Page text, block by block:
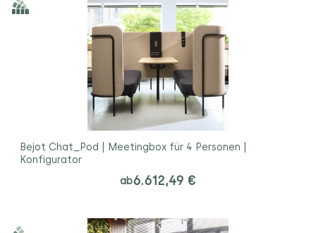
Bejot Chat_Pod | Meetingbox für 4 Personen |
Konfigurator
ab6.612,49 €